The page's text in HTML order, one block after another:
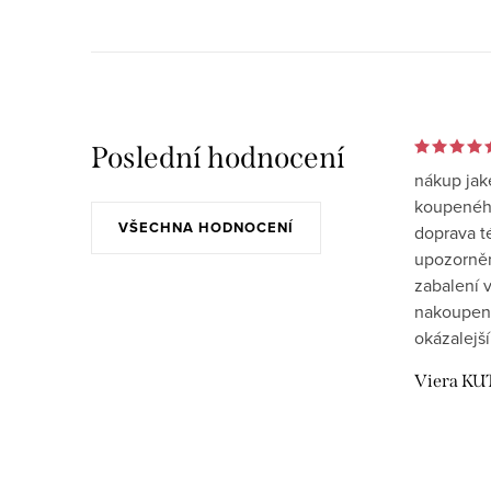
Poslední hodnocení
VŠECHNA HODNOCENÍ
nákup
doprava
zabalení
okázalejší
Viera